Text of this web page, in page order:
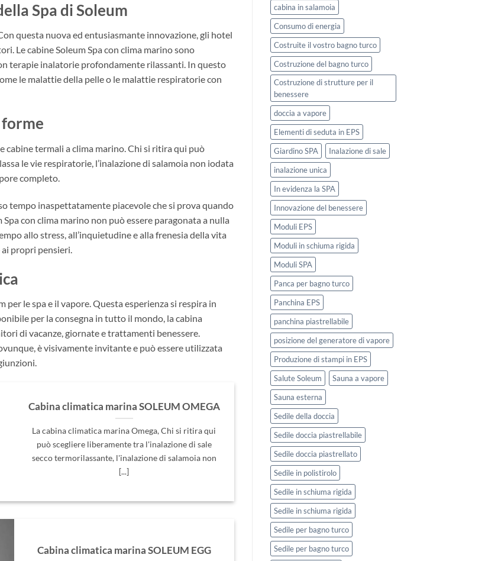
Spa di Soleum
questa nuova ed entusiasmante innovazione, gli hotel
Le cabine Soleum Spa con clima marino sono
terapie inalatorie profondamente rilassanti. In questo
le malattie della pelle o le malattie respiratorie con
cabine termali a clima marino. Chi si ritira qui può
le vie respiratorie, l’inalazione di salamoia non iodata
completo.
tempo inaspettatamente piacevole che si prova quando
con clima marino non può essere paragonata a nulla
allo stress, all’inquietudine e alla frenesia della vita
propri pensieri.
per le spa e il vapore. Questa esperienza si respira in
per la consegna in tutto il mondo, la cabina
di vacanze, giornate e trattamenti benessere.
è visivamente invitante e può essere utilizzata
Cabina climatica marina SOLEUM OMEGA
La cabina climatica marina Omega, Chi si ritira qui
può scegliere liberamente tra l'inalazione di sale
secco termorilassante, l'inalazione di salamoia non
[...]
Cabina climatica marina SOLEUM EGG
cabina in salamoia
Consumo di energia
Costruite il vostro bagno turco
Costruzione del bagno turco
Costruzione di strutture per il
benessere
doccia a vapore
Elementi di seduta in EPS
Giardino SPA
Inalazione di sale
inalazione unica
In evidenza la SPA
Innovazione del benessere
Moduli EPS
Moduli in schiuma rigida
Moduli SPA
Panca per bagno turco
Panchina EPS
panchina piastrellabile
posizione del generatore di vapore
Produzione di stampi in EPS
Salute Soleum
Sauna a vapore
Sauna esterna
Sedile della doccia
Sedile doccia piastrellabile
Sedile doccia piastrellato
Sedile in polistirolo
Sedile in schiuma rigida
Sedile in schiuma rigida
Sedile per bagno turco
Sedile per bagno turco